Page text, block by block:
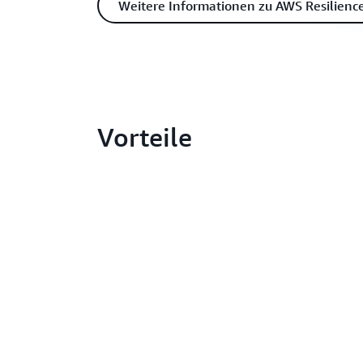
Weitere Informationen zu AWS
Vorteile